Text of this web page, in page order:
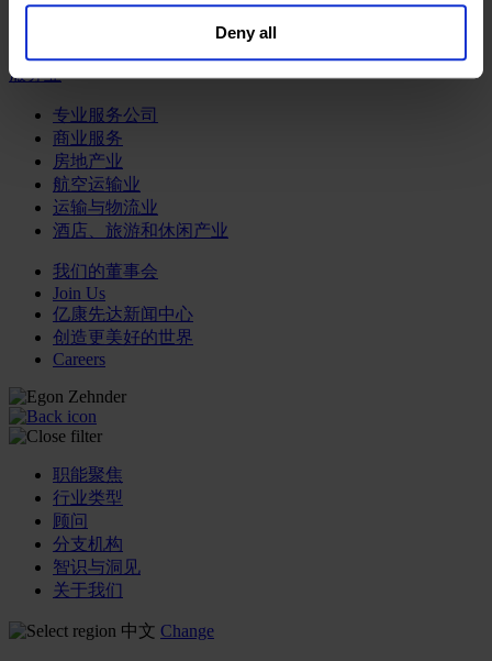
general collection and use of personal information see
Deny all
零售金融服务
服务业
专业服务公司
商业服务
房地产业
航空运输业
运输与物流业
酒店、旅游和休闲产业
我们的董事会
Join Us
亿康先达新闻中心
创造更美好的世界
Careers
职能聚焦
行业类型
顾问
分支机构
智识与洞见
关于我们
中文 Change